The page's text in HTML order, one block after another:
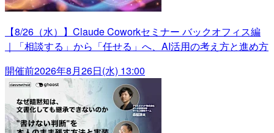
【8/26（水）】Claude Coworkセミナー バックオフィス編
｜「相談する」から「任せる」へ、AI活用の考え方と進め方
開催前2026年8月26日(水) 13:00